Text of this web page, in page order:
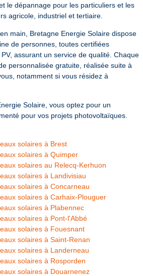
le dépannage pour les particuliers et les
agricole, industriel et tertiaire.
main, Bretagne Energie Solaire dispose
de personnes, toutes certifiées
assurant un service de qualité. Chaque
personnalisée gratuite, réalisée suite à
notamment si vous résidez à
Solaire, vous optez pour un
pour vos projets photovoltaïques.
solaires à Brest
solaires à Quimper
solaires au Relecq-Kerhuon
solaires à Landivisiau
solaires à Concarneau
solaires à Carhaix-Plouguer
solaires à Plabennec
solaires à Pont-l'Abbé
solaires à Fouesnant
solaires à Saint-Renan
solaires à Landerneau
solaires à Rosporden
solaires à Douarnenez